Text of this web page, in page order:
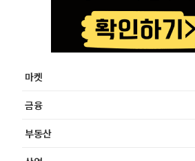
마켓
금융
부동산